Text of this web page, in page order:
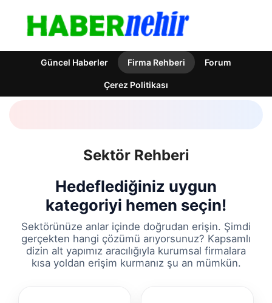
Güncel Haberler Firma Rehberi Forum
Çerez Politikası
Sektör Rehberi
Hedeflediğiniz uygun
kategoriyi hemen seçin!
Sektörünüze anlar içinde doğrudan erişin. Şimdi
gerçekten hangi çözümü arıyorsunuz? Kapsamlı
dizin alt yapımız aracılığıyla kurumsal firmalara
kısa yoldan erişim kurmanız şu an mümkün.